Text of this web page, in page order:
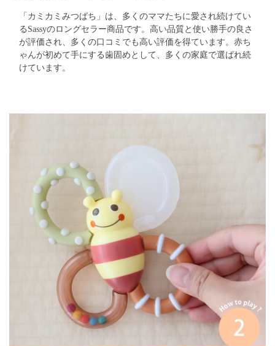
「カミカミみつばち」は、多くのママたちに愛され続けてい
るSassyのロングセラー商品です。 高い品質と使い勝手の良さ
が評価され、多くの口コミでも高い評価を得ています。 赤ち
ゃんが初めて手にする歯固めとして、多くの家庭で選ばれ続
けています。